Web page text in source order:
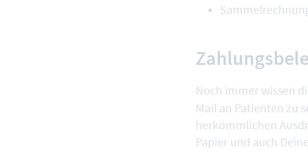
Noch immer wissen
Mail an Patienten zu
herkömmlichen
Papier und auch